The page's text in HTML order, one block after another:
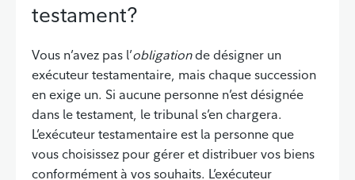
testament?
Vous n’avez pas l’obligationde désigner un
exécuteur testamentaire, mais chaque succession
en exige un. Si aucune personne n’est désignée
dans le testament, le tribunal s’en chargera.
L’exécuteur testamentaire est la personne que
vous choisissez pour gérer et distribuer vos biens
conformément à vos souhaits. L’exécuteur